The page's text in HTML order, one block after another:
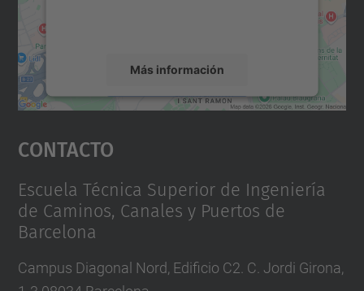
Más información
Aceptar
powered by
Contacto
Escuela Técnica Superior de Ingeniería
de Caminos, Canales y Puertos de
Barcelona
Campus Diagonal Nord, Edificio C2. C. Jordi Girona,